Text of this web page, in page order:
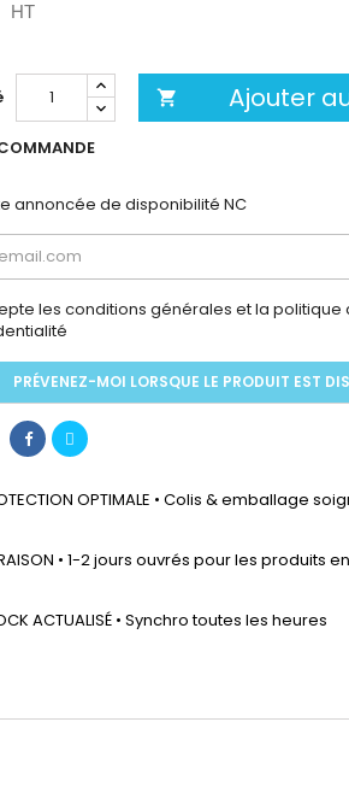
HT
 Ajouter
annoncée de disponibilité NC
les conditions générales et la politique
PRÉVENEZ-MOI LORSQUE LE PRODUIT EST
OPTIMALE • Colis & emballage
• 1-2 jours ouvrés pour les produits
ACTUALISÉ • Synchro toutes les heures